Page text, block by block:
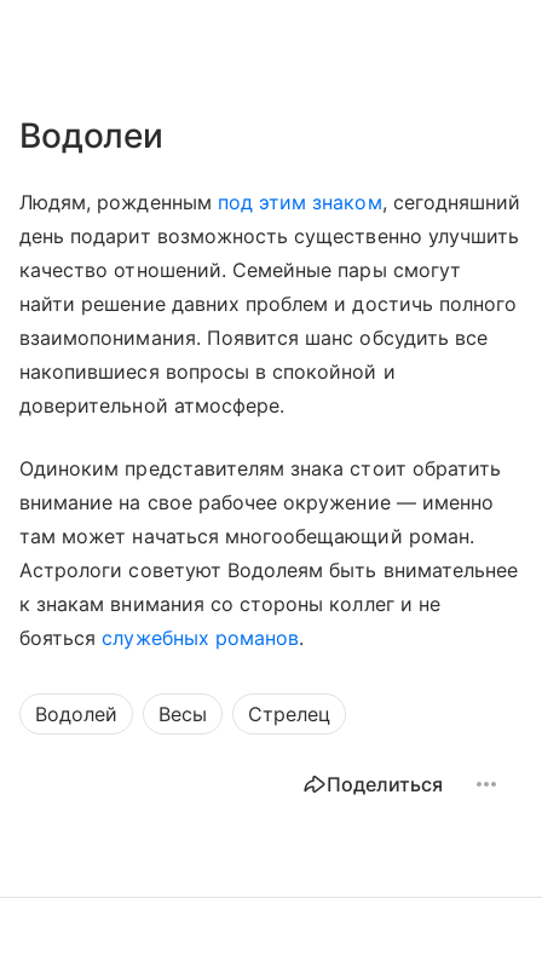
Водолеи
Людям, рожденным под этим знаком, сегодняшний
день подарит возможность существенно улучшить
качество отношений. Семейные пары смогут
найти решение давних проблем и достичь полного
взаимопонимания. Появится шанс обсудить все
накопившиеся вопросы в спокойной и
доверительной атмосфере.
Одиноким представителям знака стоит обратить
внимание на свое рабочее окружение — именно
там может начаться многообещающий роман.
Астрологи советуют Водолеям быть внимательнее
к знакам внимания со стороны коллег и не
боятьсяслужебных романов.
Водолей Весы Стрелец
Поделиться